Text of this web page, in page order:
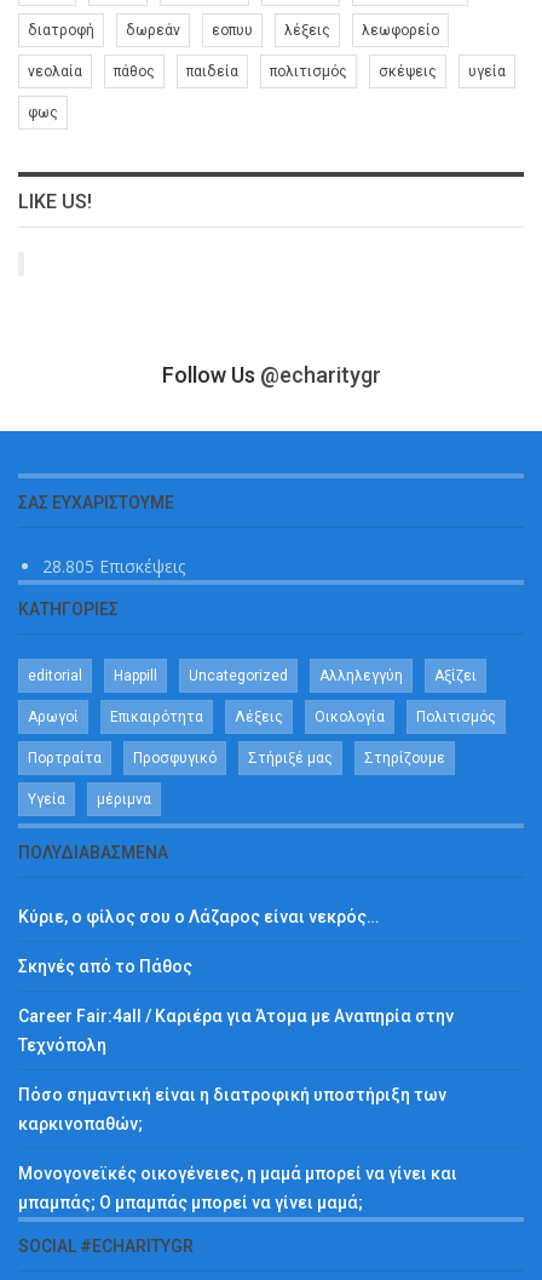
διατροφή δωρεάν εοπυυ λέξεις λεωφορείο
νεολαία πάθος παιδεία πολιτισμός σκέψεις υγεία
φως
LIKE US!
Follow Us @echaritygr
ΣΑΣ ΕΥΧΑΡΙΣΤΟΎΜΕ
28.805 Επισκέψεις
ΚΑΤΗΓΟΡΊΕΣ
editorial Happill Uncategorized Αλληλεγγύη Αξίζει
Αρωγοί Επικαιρότητα Λέξεις Οικολογία Πολιτισμός
Πορτραίτα Προσφυγικό Στήριξέ μας Στηρίζουμε
Υγεία μέριμνα
ΠΟΛΥΔΙΑΒΑΣΜΈΝΑ
Κύριε, ο φίλος σου ο Λάζαρος είναι νεκρός…
Σκηνές από το Πάθος
Career Fair:4all / Καριέρα για Άτομα με Αναπηρία στην
Τεχνόπολη
Πόσο σημαντική είναι η διατροφική υποστήριξη των
καρκινοπαθών;
Μονογονεϊκές οικογένειες, η μαμά μπορεί να γίνει και
μπαμπάς; Ο μπαμπάς μπορεί να γίνει μαμά;
SOCIAL #ECHARITYGR